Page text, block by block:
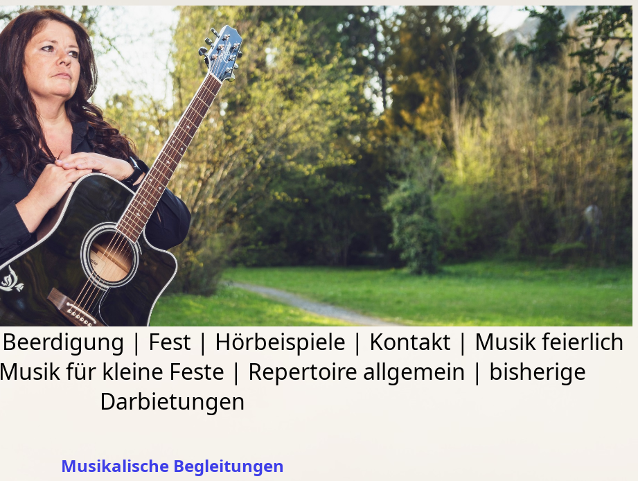
Beerdigung | Fest | Hörbeispiele | Kontakt | Musik feierlich
Musik für kleine Feste | Repertoire allgemein | bisherige
Darbietungen
Musikalische Begleitungen